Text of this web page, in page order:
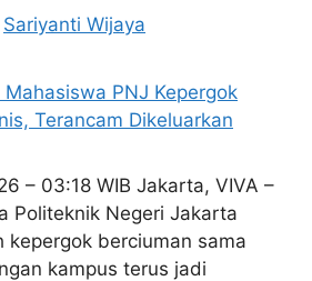
Sariyanti Wijaya
– 03:18 WIB Jakarta, VIVA –
Politeknik Negeri Jakarta
kepergok berciuman sama
kampus terus jadi